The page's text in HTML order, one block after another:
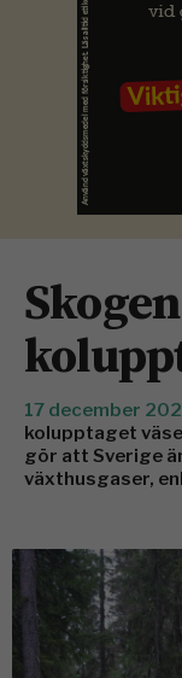
17 december
kolupptaget
gör att Sverige
växthusgaser,